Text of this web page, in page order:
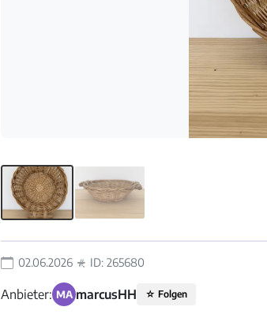
02.06.2026 ID: 265680
Anbieter: MA marcusHH ☆ Folgen